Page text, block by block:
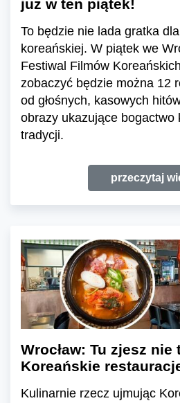
już w ten piątek!
To będzie nie lada gratka
koreańskiej. W piątek we
Festiwal Filmów
zobaczyć będzie można 12
od głośnych, kasowych
obrazy ukazujące bogactwo
tradycji.
przeczytaj
Wrocław: Tu zjesz
Koreańskie
Kulinarnie rzecz ujmując